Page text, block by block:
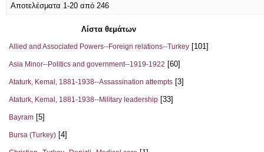
Αποτελέσματα 1-20 από 246
Λίστα θεμάτων
Allied and Associated Powers--Foreign relations--Turkey [101]
Asia Minor--Politics and government--1919-1922 [60]
Ataturk, Kemal, 1881-1938--Assassination attempts [3]
Ataturk, Kemal, 1881-1938--Military leadership [33]
Bayram [5]
Bursa (Turkey) [4]